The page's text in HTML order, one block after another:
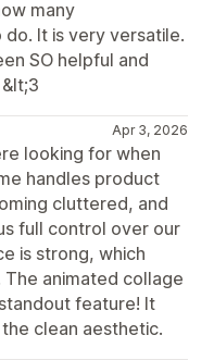
many
It is very versatile.
SO helpful and
Apr 3, 2026
looking for when
handles product
cluttered, and
full control over our
is strong, which
animated collage
feature! It
clean aesthetic.